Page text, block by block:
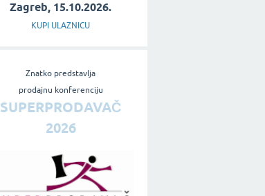
Zagreb, 15.10.2026.
KUPI ULAZNICU
Znatko predstavlja
prodajnu konferenciju
SUPERPRODAVAČ
2026